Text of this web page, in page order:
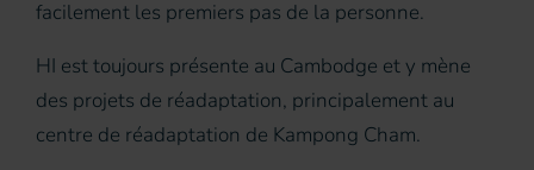
facilement les premiers pas de la personne.
HI est toujours présente au Cambodge et y mène
des projets de réadaptation, principalement au
centre de réadaptation de Kampong Cham.